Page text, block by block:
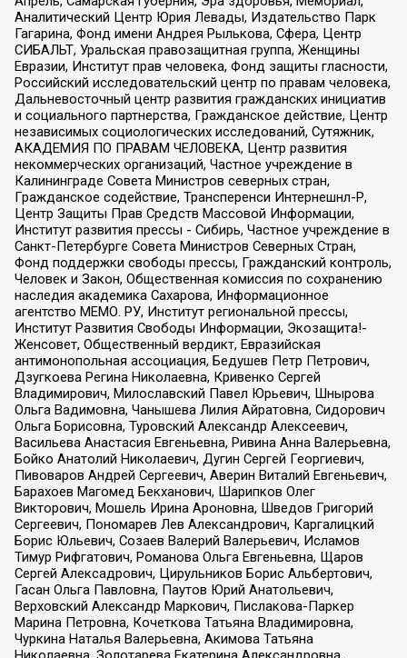
Аналитический Центр Юрия Левады, Издательство Парк
Гагарина, Фонд имени Андрея Рылькова, Сфера, Центр
СИБАЛЬТ, Уральская правозащитная группа, Женщины
Евразии, Институт прав человека, Фонд защиты гласности,
Российский исследовательский центр по правам человека,
Дальневосточный центр развития гражданских инициатив
и социального партнерства, Гражданское действие, Центр
независимых социологических исследований, Сутяжник,
АКАДЕМИЯ ПО ПРАВАМ ЧЕЛОВЕКА, Центр развития
некоммерческих организаций, Частное учреждение в
Калининграде Совета Министров северных стран,
Гражданское содействие, Трансперенси Интернешнл-Р,
Центр Защиты Прав Средств Массовой Информации,
Институт развития прессы - Сибирь, Частное учреждение в
Санкт-Петербурге Совета Министров Северных Стран,
Фонд поддержки свободы прессы, Гражданский контроль,
Человек и Закон, Общественная комиссия по сохранению
наследия академика Сахарова, Информационное
агентство МЕМО. РУ, Институт региональной прессы,
Институт Развития Свободы Информации, Экозащита!-
Женсовет, Общественный вердикт, Евразийская
антимонопольная ассоциация, Бедушев Петр Петрович,
Дзугкоева Регина Николаевна, Кривенко Сергей
Владимирович, Милославский Павел Юрьевич, Шнырова
Ольга Вадимовна, Чанышева Лилия Айратовна, Сидорович
Ольга Борисовна, Туровский Александр Алексеевич,
Васильева Анастасия Евгеньевна, Ривина Анна Валерьевна,
Бойко Анатолий Николаевич, Дугин Сергей Георгиевич,
Пивоваров Андрей Сергеевич, Аверин Виталий Евгеньевич,
Барахоев Магомед Бекханович, Шарипков Олег
Викторович, Мошель Ирина Ароновна, Шведов Григорий
Сергеевич, Пономарев Лев Александрович, Каргалицкий
Борис Юльевич, Созаев Валерий Валерьевич, Исламов
Тимур Рифгатович, Романова Ольга Евгеньевна, Щаров
Сергей Алексадрович, Цирульников Борис Альбертович,
Гасан Ольга Павловна, Паутов Юрий Анатольевич,
Верховский Александр Маркович, Пислакова-Паркер
Марина Петровна, Кочеткова Татьяна Владимировна,
Чуркина Наталья Валерьевна, Акимова Татьяна